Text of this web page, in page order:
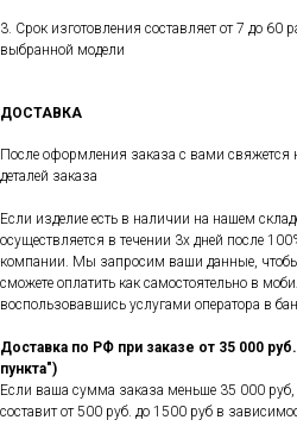
3. Срок изготовления составляет от 7 до 60
выбранной модели
ДОСТАВКА
После оформления заказа с вами свяжется
деталей заказа
Если изделие есть в наличии на нашем
осуществляется в течении 3х дней после
компании. Мы запросим ваши данные,
сможете оплатить как самостоятельно в
воспользовавшись услугами оператора в
Доставка по РФ при заказе от 35 000
пункта")
Если ваша сумма заказа меньше 35 000 руб,
составит от 500 руб. до 1500 руб в